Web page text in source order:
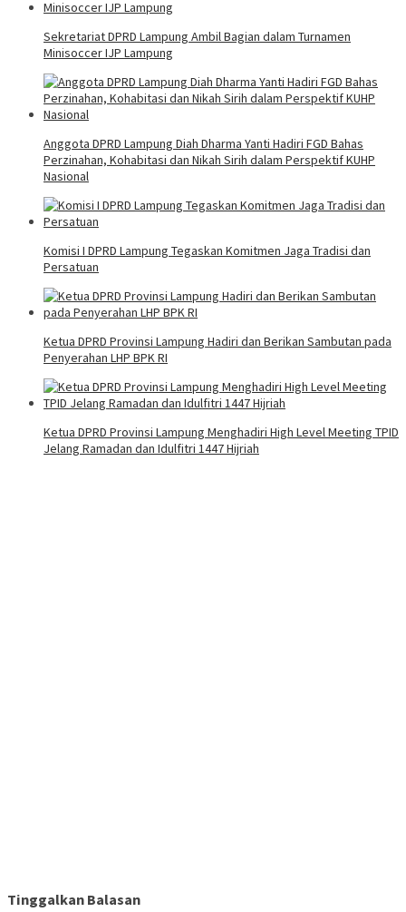
Sekretariat DPRD Lampung Ambil Bagian dalam Turnamen
Minisoccer IJP Lampung
Anggota DPRD Lampung Diah Dharma Yanti Hadiri FGD Bahas
Perzinahan, Kohabitasi dan Nikah Sirih dalam Perspektif KUHP
Nasional
Komisi I DPRD Lampung Tegaskan Komitmen Jaga Tradisi dan
Persatuan
Ketua DPRD Provinsi Lampung Hadiri dan Berikan Sambutan pada
Penyerahan LHP BPK RI
Ketua DPRD Provinsi Lampung Menghadiri High Level Meeting TPID
Jelang Ramadan dan Idulfitri 1447 Hijriah
Tinggalkan Balasan